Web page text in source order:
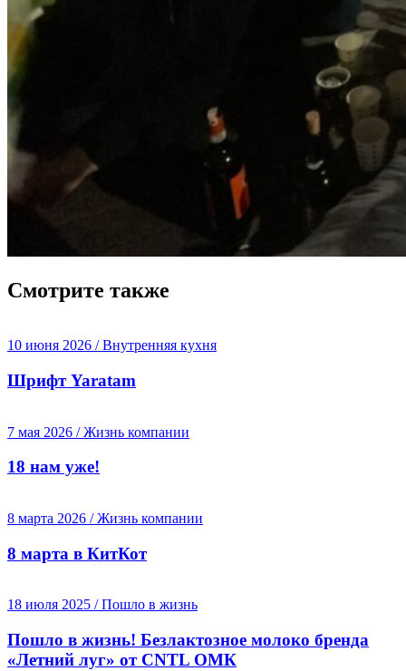
Смотрите также
10 июня 2026 / Внутренняя кухня
Шрифт Yaratam
7 мая 2026 / Жизнь компании
18 нам уже!
8 марта 2026 / Жизнь компании
8 марта в КитКот
18 июля 2025 / Пошло в жизнь
Пошло в жизнь! Безлактозное молоко бренда
«Летний луг» от CNTL ОМК